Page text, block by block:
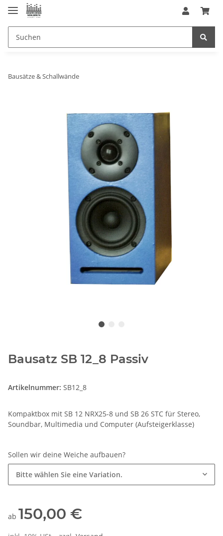
Bausätze & Schallwände
Bausatz SB 12_8 Passiv
Artikelnummer: SB12_8
Kompaktbox mit SB 12 NRX25-8 und SB 26 STC für Stereo,
Soundbar, Multimedia und Computer (Aufsteigerklasse)
Sollen wir deine Weiche aufbauen?
Bitte wählen Sie eine Variation.
ab 150,00 €